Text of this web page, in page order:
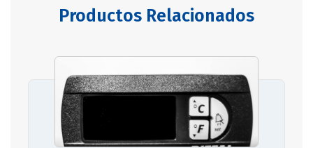
Productos Relacionados